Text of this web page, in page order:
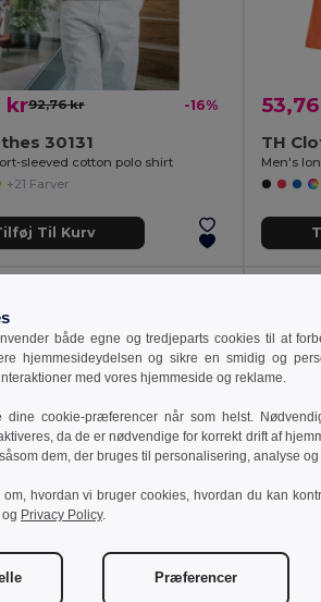
kr92,76 kr -16%
30131
sleeved cotton polo shirt
+21 Farver
Til Kurv
TH
Men's
-14%
både egne og tredjeparts cookies til at
hjemmesideydelsen og sikre en smidig og
med vores hjemmeside og reklame.
dine cookie-præferencer når som helst.
da de er nødvendige for korrekt drift af
dem, der bruges til personalisering, analyse og
hvordan vi bruger cookies, hvordan du kan
og Privacy Policy.
Præferencer